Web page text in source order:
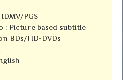
PGS
: Picture based subtitle
BDs/HD-DVDs